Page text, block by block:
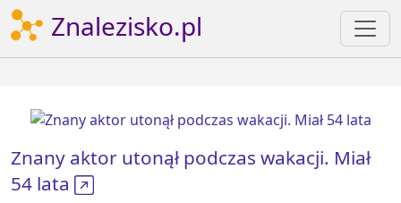
Znalezisko.pl
Znany aktor utonął podczas wakacji. Miał
54 lata